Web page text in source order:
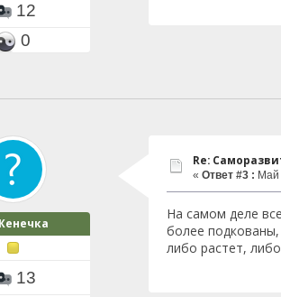
12
0
13
Re:
« Ответ #3 : Май
На самом деле
более
либо растет,